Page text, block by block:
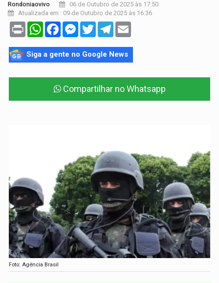
Rondoniaovivo
06 de Outubro de 2025 às 17:50
Atualizada em : 09 de Outubro de 2025 às 16:36
Print WhatsAppFacebookMessenger
TwitterTelegram
Siga a gente no Google News
Compartilhar no Whatsapp
Foto: Agência Brasil